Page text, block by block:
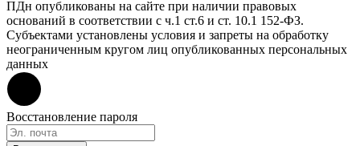
ПДн опубликованы на сайте при наличии правовых
оснований в соответствии с ч.1 ст.6 и ст. 10.1 152-ФЗ.
Субъектами установлены условия и запреты на обработку
неограниченным кругом лиц опубликованных персональных
данных
Восстановление пароля